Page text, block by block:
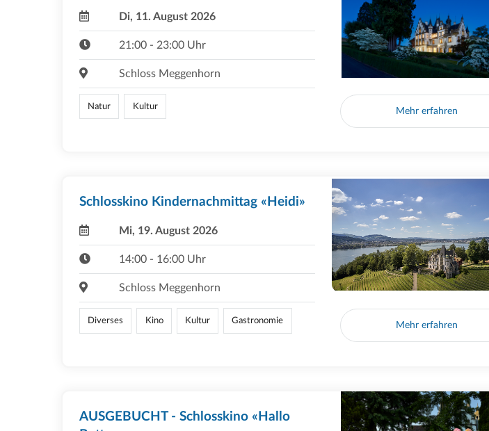
Di, 11. August 2026
21:00 - 23:00 Uhr
Schloss Meggenhorn
Natur Kultur Mehr erfahren
Schlosskino Kindernachmittag «Heidi»
Mi, 19. August 2026
14:00 - 16:00 Uhr
Schloss Meggenhorn
Diverses Kino Kultur Gastronomie Mehr erfahren
AUSGEBUCHT - Schlosskino «Hallo